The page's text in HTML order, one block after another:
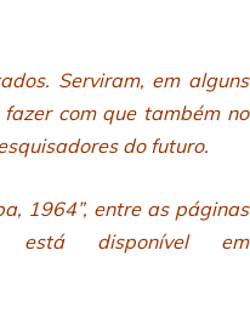
Serviram, em alguns
com que também no
do futuro.
1964”, entre as páginas
disponível em